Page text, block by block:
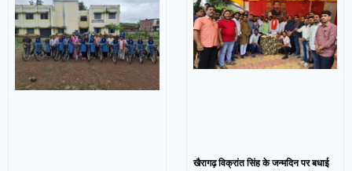
खैरागढ़ विक्रांत सिंह के जन्मदिन पर बधाई